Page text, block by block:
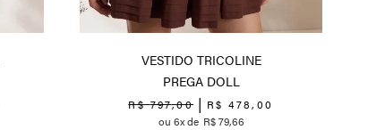
VESTIDO TRICOLINE
PREGA DOLL
R$ 797,00 R$ 478, 00
6
R$79,66